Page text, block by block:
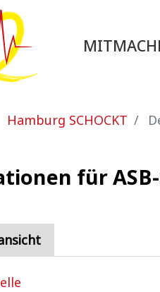
Hamburg SCHOCKT
für